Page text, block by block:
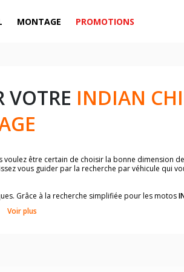
MONTAGE PROMOTIONS
VOTRE INDIAN
voulez être certain de choisir la bonne dimension
vous guider par la recherche par véhicule qui
Grâce à la recherche simplifiée pour les motos
sont indiquées sur le flanc des
Voir plus